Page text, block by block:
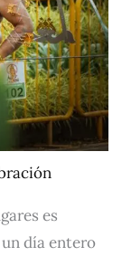
es
día entero